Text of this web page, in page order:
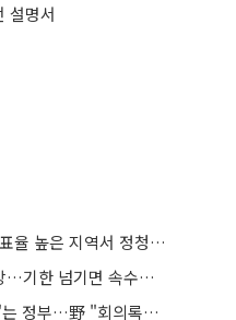
설명서
순회경선 시도별 뜯어보니…투표율 높은 지역서 정청래 강세
경찰 수사 기다리다 피의자 석방…기한 넘기면 속수무책
"레버리지 ETF 배율 손보겠다"는 정부…野 "회의록부터 내놔야"